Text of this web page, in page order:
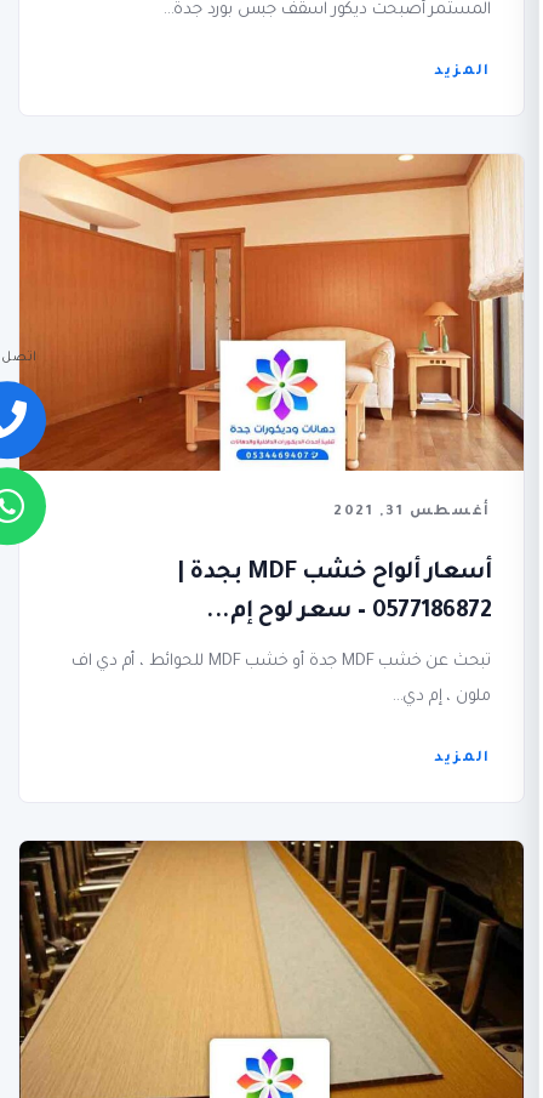
المستمر أصبحت ديكور اسقف جبس بورد جدة...
المزيد
أغسطس 31, 2021
أسعار ألواح خشب MDF بجدة |
0577186872 – سعر لوح إم...
تبحث عن خشب MDF جدة أو خشب MDF للحوائط ، أم دي اف
ملون ، إم دي...
المزيد
اتصل بنا